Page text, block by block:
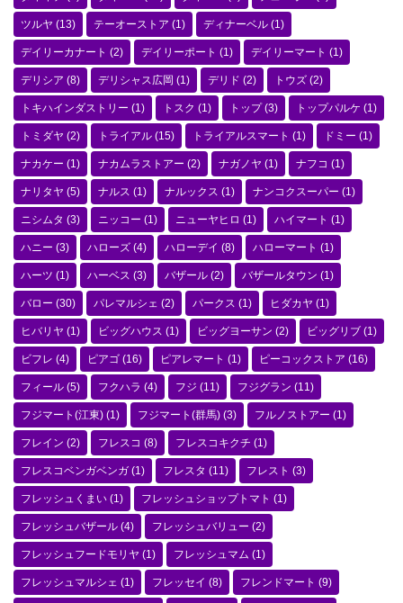
ツルヤ (13) テーオーストア (1) ディナーベル (1)
デイリーカナート (2) デイリーポート (1) デイリーマート (1)
デリシア (8) デリシャス広岡 (1) デリド (2) トウズ (2)
トキハインダストリー (1) トスク (1) トップ(3) トップパルケ (1)
トミダヤ (2) トライアル (15) トライアルスマート (1) ドミー (1)
ナカケー (1) ナカムラストアー (2) ナガノヤ (1) ナフコ (1)
ナリタヤ (5) ナルス (1) ナルックス (1) ナンコクスーパー (1)
ニシムタ (3) ニッコー (1) ニューヤヒロ (1) ハイマート (1)
ハニー (3) ハローズ (4) ハローデイ (8) ハローマート (1)
ハーツ (1) ハーベス (3) バザール (2) バザールタウン (1)
バロー (30) パレマルシェ (2) パークス (1) ヒダカヤ (1)
ヒバリヤ (1) ビッグハウス (1) ビッグヨーサン (2) ビッグリブ (1)
ビフレ (4) ピアゴ (16) ピアレマート (1) ピーコックストア (16)
フィール (5) フクハラ (4) フジ (11) フジグラン (11)
フジマート(江東) (1) フジマート(群馬) (3) フルノストアー (1)
フレイン (2) フレスコ (8) フレスコキクチ (1)
フレスコベンガベンガ (1) フレスタ (11) フレスト (3)
フレッシュくまい (1) フレッシュショップトマト (1)
フレッシュバザール (4) フレッシュバリュー (2)
フレッシュフードモリヤ (1) フレッシュマム (1)
フレッシュマルシェ (1) フレッセイ (8) フレンドマート (9)